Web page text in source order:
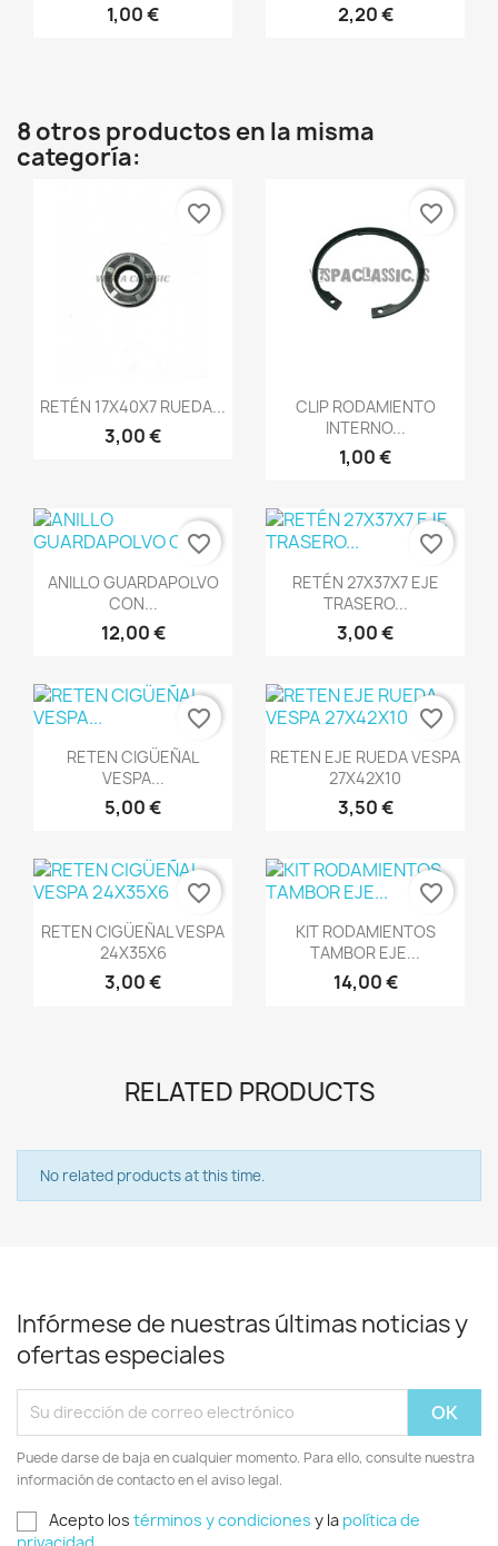
1,00 € 2,20 €
8 otros productos en la misma
categoría:
 Vista rápida
RETÉN 17X40X7 RUEDA...
3,00 €
favorite_border
Vista rápida
CLIP RODAMIENTO
INTERNO...
1,00 €
favorite_border
Vista rápida
ANILLO GUARDAPOLVO
CON...
12,00 €
favorite_border
Vista rápida
RETÉN 27X37X7 EJE
TRASERO...
3,00 €
favorite_border
Vista rápida
RETEN CIGÜEÑAL
VESPA...
5,00 €
favorite_border
Vista rápida
RETEN EJE RUEDA VESPA
27X42X10
3,50 €
favorite_border
Vista rápida
RETEN CIGÜEÑAL VESPA
24X35X6
3,00 €
favorite_border
Vista rápida
KIT RODAMIENTOS
TAMBOR EJE...
14,00 €
favorite_border
RELATED PRODUCTS
No related products at this time.
Infórmese de nuestras últimas noticias y
ofertas especiales
Puede darse de baja en cualquier momento. Para ello, consulte nuestra
información de contacto en el aviso legal.
Acepto los términos y condiciones y la política de
privacidad